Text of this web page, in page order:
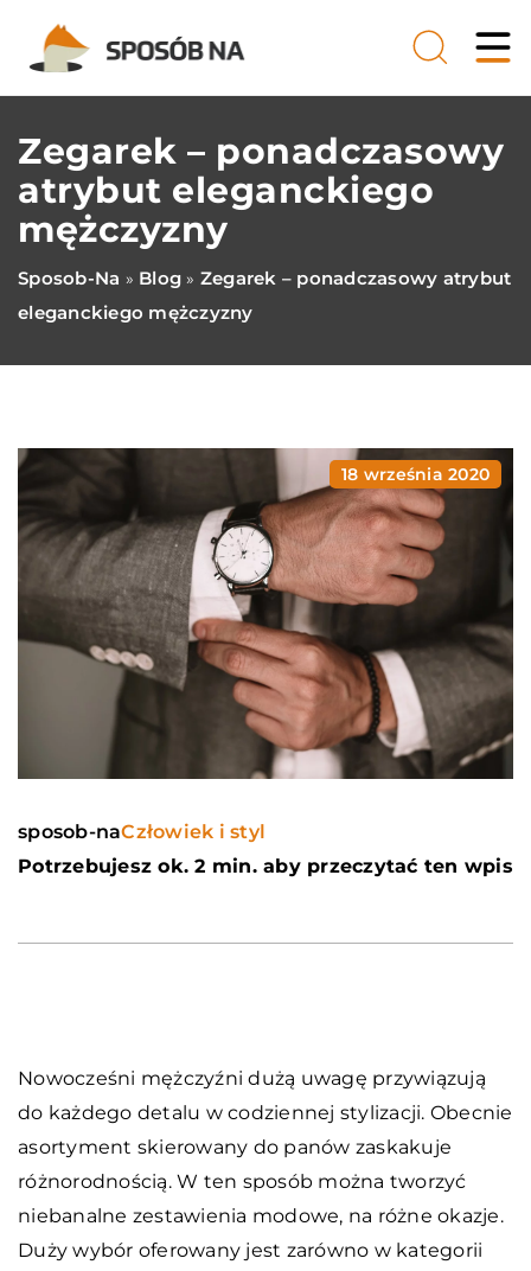
Zegarek – ponadczasowy
atrybut eleganckiego
mężczyzny
Sposob-Na » Blog » Zegarek – ponadczasowy atrybut
eleganckiego mężczyzny
18 września 2020
sposob-naCzłowiek i styl
Potrzebujesz ok. 2 min. aby przeczytać ten wpis
Nowocześni mężczyźni dużą uwagę przywiązują
do każdego detalu w codziennej stylizacji. Obecnie
asortyment skierowany do panów zaskakuje
różnorodnością. W ten sposób można tworzyć
niebanalne zestawienia modowe, na różne okazje.
Duży wybór oferowany jest zarówno w kategorii